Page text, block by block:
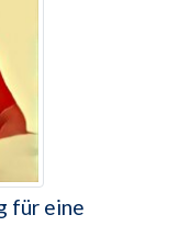
für eine